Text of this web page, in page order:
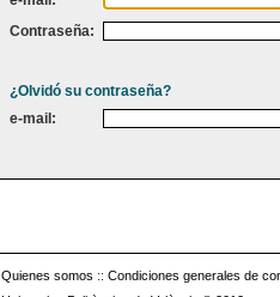
Contraseña:
¿Olvidó su contraseña?
e-mail:
Quienes somos :: Condiciones generales de